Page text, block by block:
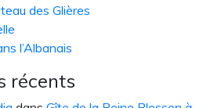
des Glières
l’Albanais
récents